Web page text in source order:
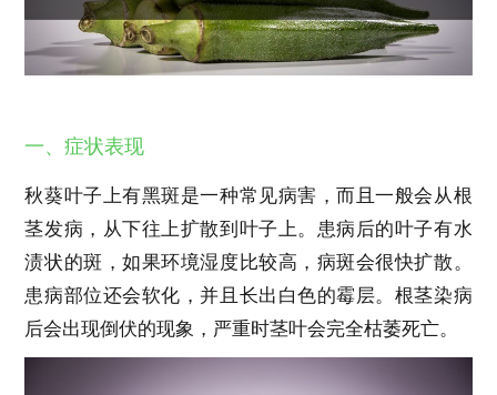
一、症状表现
秋葵叶子上有黑斑是一种常见病害，而且一般会从根
茎发病，从下往上扩散到叶子上。患病后的叶子有水
渍状的斑，如果环境湿度比较高，病斑会很快扩散。
患病部位还会软化，并且长出白色的霉层。根茎染病
后会出现倒伏的现象，严重时茎叶会完全枯萎死亡。